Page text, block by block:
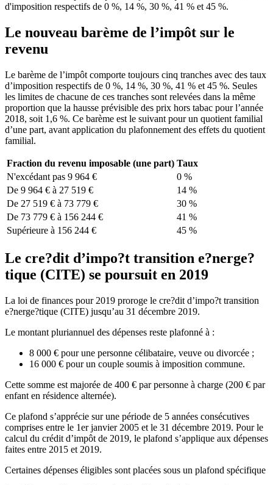
d'imposition respectifs de 0 %, 14 %, 30 %, 41 % et 45 %.
Le nouveau barème de l’impôt sur le
revenu
Le barème de l’impôt comporte toujours cinq tranches avec des taux
d’imposition respectifs de 0 %, 14 %, 30 %, 41 % et 45 %. Seules
les limites de chacune de ces tranches sont relevées dans la même
proportion que la hausse prévisible des prix hors tabac pour l’année
2018, soit 1,6 %. Ce barème est le suivant pour un quotient familial
d’une part, avant application du plafonnement des effets du quotient
familial.
Fraction du revenu imposable (une part) Taux
N'excédant pas 9 964 €
0 %
De 9 964 € à 27 519 €
14 %
De 27 519 € à 73 779 €
30 %
De 73 779 € à 156 244 €
41 %
Supérieure à 156 244 €
45 %
Le cre?dit d’impo?t transition e?nerge?
tique (CITE) se poursuit en 2019
La loi de finances pour 2019 proroge le cre?dit d’impo?t transition
e?nerge?tique (CITE) jusqu’au 31 décembre 2019.
Le montant pluriannuel des dépenses reste plafonné à :
8 000 € pour une personne célibataire, veuve ou divorcée ;
16 000 € pour un couple soumis à imposition commune.
Cette somme est majorée de 400 € par personne à charge (200 € par
enfant en résidence alternée).
Ce plafond s’apprécie sur une période de 5 années consécutives
comprises entre le 1er janvier 2005 et le 31 décembre 2019. Pour le
calcul du crédit d’impôt de 2019, le plafond s’applique aux dépenses
faites entre 2015 et 2019.
Certaines dépenses éligibles sont placées sous un plafond spécifique